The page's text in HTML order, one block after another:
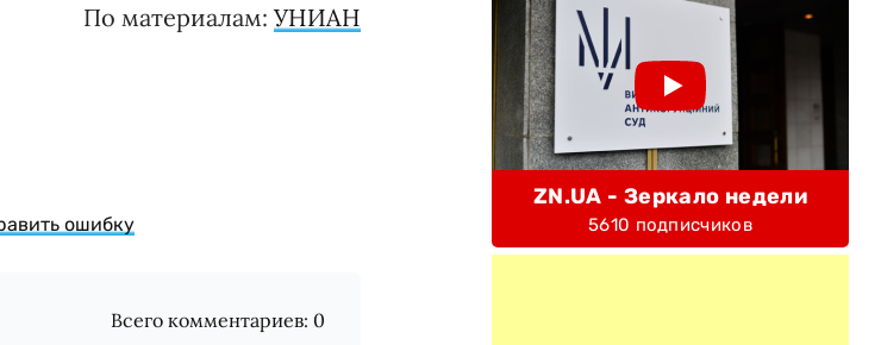
По материалам:УНИАН
ошибку
Всего комментариев: 0
ZN.UA - Зеркало недели
5610 подписчиков